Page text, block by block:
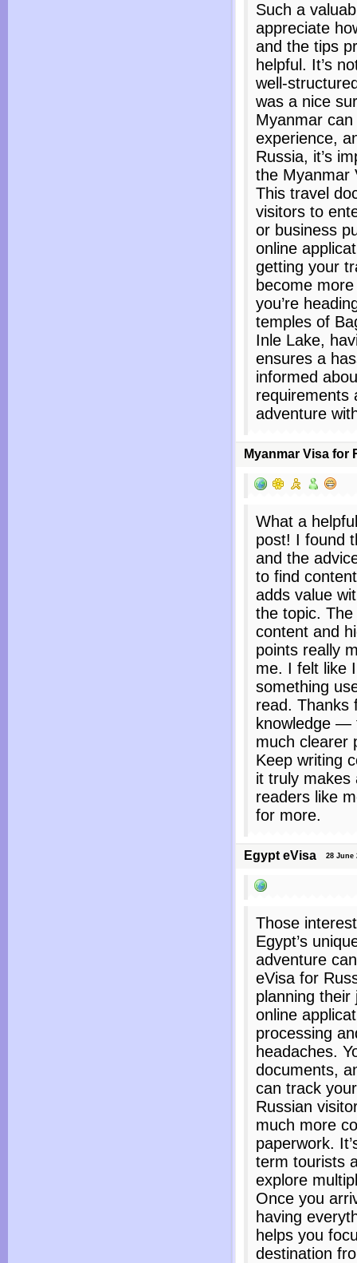
Such a
appreciate
and the tips
helpful. It’s
well-
was a nice
Myanmar
experience,
Russia, it’s
the Myanmar
This travel
visitors to
or business
online
getting your
become
you’re
temples of
Inle Lake,
ensures a
informed
requirements
adventure
Myanmar Visa for
What a
post! I found
and the
to find
adds value
the topic.
content and
points really
me. I felt like
something
read. Thanks
knowledge —
much clearer
Keep writing
it truly makes
readers like
for more.
Egypt eVisa 28 June
Those
Egypt’s
adventure
eVisa for
planning their
online
processing
headaches.
documents,
can track
Russian
much more
paperwork.
term tourists
explore
Once you
having
helps you
destination